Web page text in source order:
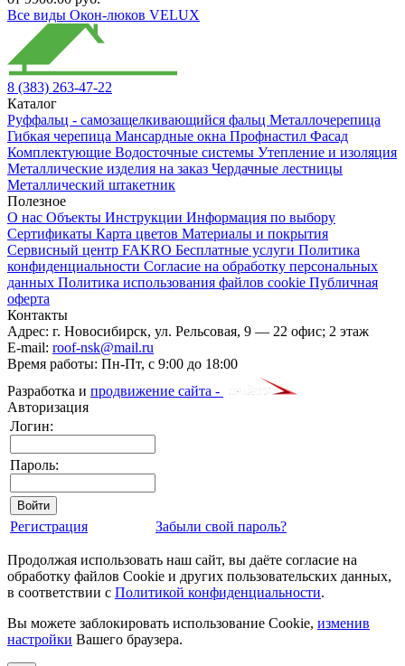
Все виды Окон-люков VELUX
8 (383) 263-47-22
Каталог
Руффальц - самозащелкивающийся фальц Металлочерепица
Гибкая черепица Мансардные окна Профнастил Фасад
Комплектующие Водосточные системы Утепление и изоляция
Металлические изделия на заказ Чердачные лестницы
Металлический штакетник
Полезное
О нас Объекты Инструкции Информация по выбору
Сертификаты Карта цветов Материалы и покрытия
Сервисный центр FAKRO Бесплатные услуги Политика
конфиденциальности Согласие на обработку персональных
данных Политика использования файлов cookie Публичная
оферта
Контакты
Адрес: г. Новосибирск, ул. Рельсовая, 9 — 22 офис; 2 этаж
E-mail: roof-nsk@mail.ru
Время работы: Пн-Пт, с 9:00 до 18:00
Разработка и продвижение сайта -
Авторизация
Логин:
Пароль:
Регистрация Забыли свой пароль?
Продолжая использовать наш сайт, вы даёте согласие на
обработку файлов Cookie и других пользовательских данных,
в соответствии с Политикой конфиденциальности.
Вы можете заблокировать использование Cookie, изменив
настройки Вашего браузера.